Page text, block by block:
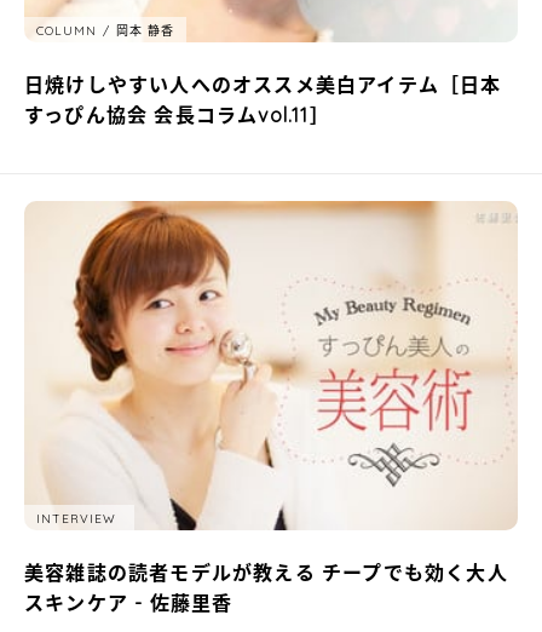
COLUMN 岡本 静香
日焼けしやすい人へのオススメ美白アイテム［日本
すっぴん協会 会長コラムvol.11］
INTERVIEW
美容雑誌の読者モデルが教える チープでも効く大人
スキンケア - 佐藤里香